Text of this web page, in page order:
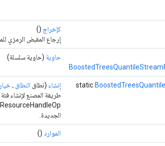
كإخراج ()
إرجاع المقبض الرمزي
حاوية (حاوية سلسلة)
static إنشاء (نطاق النطاق ،
طريقة المصنع لإنشاء
الجديدة.
الموارد ()